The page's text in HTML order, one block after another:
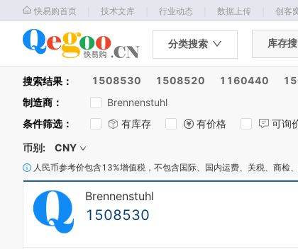
快易购首页 技术文库 行业动态 数据上传 创客
分类搜索 库存
搜索结果： 1508530 1508520 1160440
制造商 ：
Brennenstuhl
条件筛选： 有库存 有价格 可询
币别:
CNY
人民币参考价包含13%增值税，不包含国际、国内运费、关税、商检
Brennenstuhl
1508530